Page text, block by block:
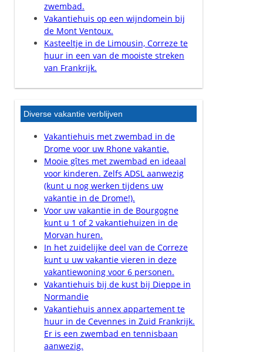
zwembad.
Vakantiehuis op een wijndomein bij
de Mont Ventoux.
Kasteeltje in de Limousin, Correze te
huur in een van de mooiste streken
van Frankrijk.
Diverse vakantie verblijven
Vakantiehuis met zwembad in de
Drome voor uw Rhone vakantie.
Mooie gîtes met zwembad en ideaal
voor kinderen. Zelfs ADSL aanwezig
(kunt u nog werken tijdens uw
vakantie in de Drome!).
Voor uw vakantie in de Bourgogne
kunt u 1 of 2 vakantiehuizen in de
Morvan huren.
In het zuidelijke deel van de Correze
kunt u uw vakantie vieren in deze
vakantiewoning voor 6 personen.
Vakantiehuis bij de kust bij Dieppe in
Normandie
Vakantiehuis annex appartement te
huur in de Cevennes in Zuid Frankrijk.
Er is een zwembad en tennisbaan
aanwezig.